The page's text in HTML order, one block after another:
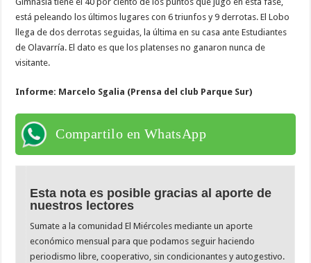
está peleando los últimos lugares con 6 triunfos y 9 derrotas. El Lobo
llega de dos derrotas seguidas, la última en su casa ante Estudiantes
de Olavarría. El dato es que los platenses no ganaron nunca de
visitante.
Informe: Marcelo Sgalia (Prensa del club Parque Sur)
Compartilo en WhatsApp
Esta nota es posible gracias al aporte de
nuestros lectores
Sumate a la comunidad El Miércoles mediante un aporte
económico mensual para que podamos seguir haciendo
periodismo libre, cooperativo, sin condicionantes y autogestivo.